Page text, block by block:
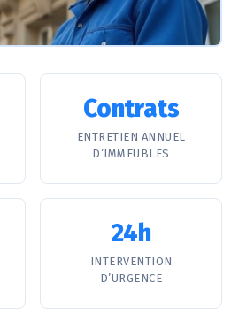
Contrats
ENTRETIEN ANNUEL
D’IMMEUBLES
24h
INTERVENTION
D’URGENCE